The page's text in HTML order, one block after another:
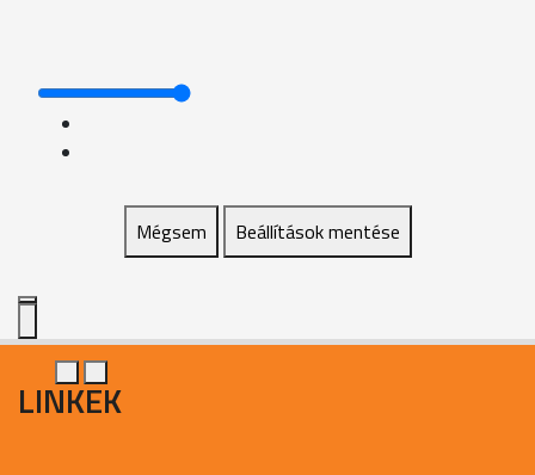
Mégsem Beállítások mentése
LINKEK